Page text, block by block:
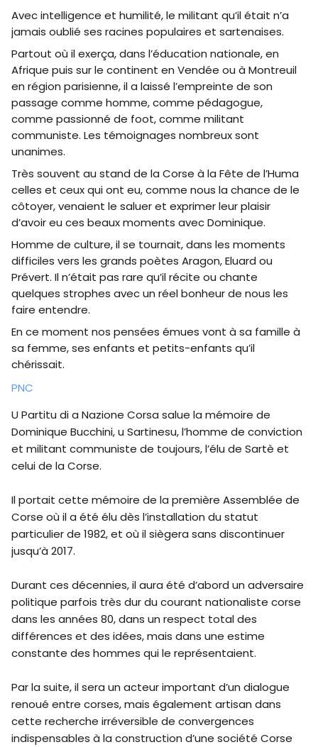
Avec intelligence et humilité, le militant qu’il était n’a
jamais oublié ses racines populaires et sartenaises.
Partout où il exerça, dans l’éducation nationale, en
Afrique puis sur le continent en Vendée ou à Montreuil
en région parisienne, il a laissé l’empreinte de son
passage comme homme, comme pédagogue,
comme passionné de foot, comme militant
communiste. Les témoignages nombreux sont
unanimes.
Très souvent au stand de la Corse à la Fête de l’Huma
celles et ceux qui ont eu, comme nous la chance de le
côtoyer, venaient le saluer et exprimer leur plaisir
d’avoir eu ces beaux moments avec Dominique.
Homme de culture, il se tournait, dans les moments
difficiles vers les grands poètes Aragon, Eluard ou
Prévert. Il n’était pas rare qu’il récite ou chante
quelques strophes avec un réel bonheur de nous les
faire entendre.
En ce moment nos pensées émues vont à sa famille à
sa femme, ses enfants et petits-enfants qu’il
chérissait.
PNC
U Partitu di a Nazione Corsa salue la mémoire de
Dominique Bucchini, u Sartinesu, l’homme de conviction
et militant communiste de toujours, l’élu de Sartè et
celui de la Corse.
Il portait cette mémoire de la première Assemblée de
Corse où il a été élu dès l’installation du statut
particulier de 1982, et où il siègera sans discontinuer
jusqu’à 2017.
Durant ces décennies, il aura été d’abord un adversaire
politique parfois très dur du courant nationaliste corse
dans les années 80, dans un respect total des
différences et des idées, mais dans une estime
constante des hommes qui le représentaient.
Par la suite, il sera un acteur important d’un dialogue
renoué entre corses, mais également artisan dans
cette recherche irréversible de convergences
indispensables à la construction d’une société Corse